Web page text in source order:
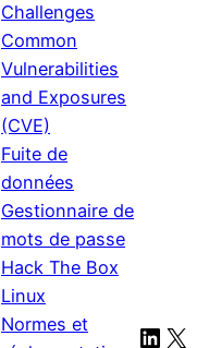
Challenges
Common
Vulnerabilities
and Exposures
(CVE)
Fuite de
données
Gestionnaire de
mots de passe
Hack The Box
Linux
Normes et
X